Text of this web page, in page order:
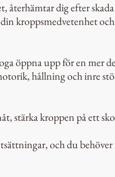
återhämtar dig efter
kroppsmedvetenhet
öppna upp för en mer
hållning och inre
stärka kroppen på ett
och du behöver